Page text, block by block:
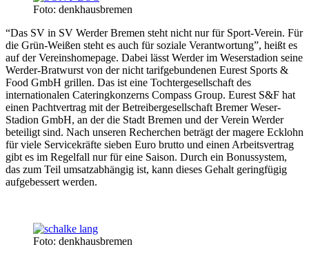
Foto: denkhausbremen
“Das SV in SV Werder Bremen steht nicht nur für Sport-Verein. Für
die Grün-Weißen steht es auch für soziale Verantwortung”, heißt es
auf der Vereinshomepage. Dabei lässt Werder im Weserstadion seine
Werder-Bratwurst von der nicht tarifgebundenen Eurest Sports &
Food GmbH grillen. Das ist eine Tochtergesellschaft des
internationalen Cateringkonzerns Compass Group. Eurest S&F hat
einen Pachtvertrag mit der Betreibergesellschaft Bremer Weser-
Stadion GmbH, an der die Stadt Bremen und der Verein Werder
beteiligt sind. Nach unseren Recherchen beträgt der magere Ecklohn
für viele Servicekräfte sieben Euro brutto und einen Arbeitsvertrag
gibt es im Regelfall nur für eine Saison. Durch ein Bonussystem,
das zum Teil umsatzabhängig ist, kann dieses Gehalt geringfügig
aufgebessert werden.
Foto: denkhausbremen